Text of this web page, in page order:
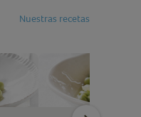
Nuestras recetas